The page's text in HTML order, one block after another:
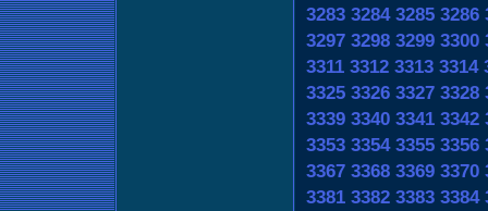
3283 3284 3285 3286
3297 3298 3299 3300
3311 3312 3313 3314
3325 3326 3327 3328
3339 3340 3341 3342
3353 3354 3355 3356
3367 3368 3369 3370
3381 3382 3383 3384